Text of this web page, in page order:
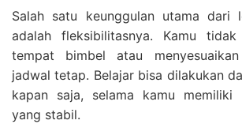
Salah satu keunggulan utama dari
adalah fleksibilitasnya. Kamu
tempat bimbel atau
jadwal tetap. Belajar bisa dilakukan
kapan saja, selama kamu memiliki
yang stabil.